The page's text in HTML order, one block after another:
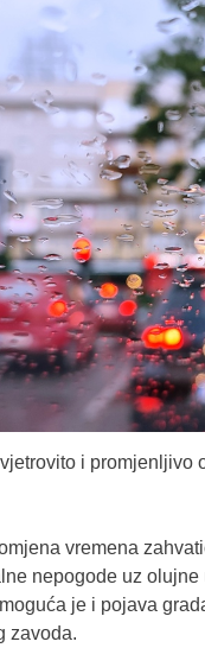
i promjenljivo
vremena
nepogode uz
je i pojava
zavoda.